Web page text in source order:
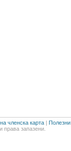
членска карта |
запазени.